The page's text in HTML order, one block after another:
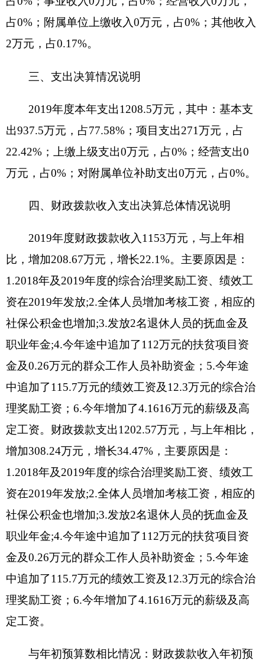
职业年金;4.今年途中追加了112万元的扶贫项目资
金及0.26万元的群众工作人员补助资金；5.今年途
理奖励工资；6.今年增加了4.1616万元的薪级及高
与年初预算数相比情况：财政拨款收入年初预
算数820.87万元，决算数1153万元，预决算差异率
治理奖励工资、绩效工资在2019年发放;2.全体人员
增加考核工资，相应的社保公积金也增加;3.发放2
112万元的扶贫项目资金及0.26万元的群众工作人员
补助资金；5.今年途中追加了115.7万元的绩效工资
4.1616万元的薪级及高定工资。财政拨款支出年初
预算数820.87万元，决算数1202.57万元，预决算差
异率46.5%，主要原因是：1.2018年及2019年度的
综合治理奖励工资、绩效工资在2019年发放;2.全体
人员增加考核工资，相应的社保公积金也增加;3.发
加了112万元的扶贫项目资金及0.26万元的群众工作
人员补助资金；5.今年途中追加了115.7万元的绩效
工资及12.3万元的综合治理奖励工资；6.今年增加
了4.1616万元的薪级及高定工资。
五、一般公共预算财政拨款支出决算情况说明
2019年度一般公共预算财政拨款支出1202.57
万元。按功能分类科目项级科目公开，其中：
2050201学前教育支出8.06万元；
2080505机关事业单位基本养老保险缴费支出
78.35万元；